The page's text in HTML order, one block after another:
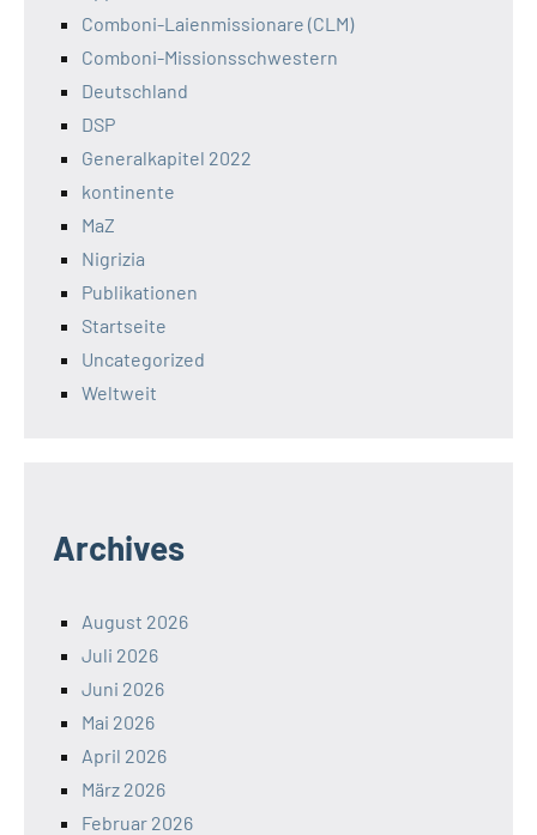
Comboni-Laienmissionare (CLM)
Comboni-Missionsschwestern
Deutschland
DSP
Generalkapitel 2022
kontinente
MaZ
Nigrizia
Publikationen
Startseite
Uncategorized
Weltweit
Archives
August 2026
Juli 2026
Juni 2026
Mai 2026
April 2026
März 2026
Februar 2026